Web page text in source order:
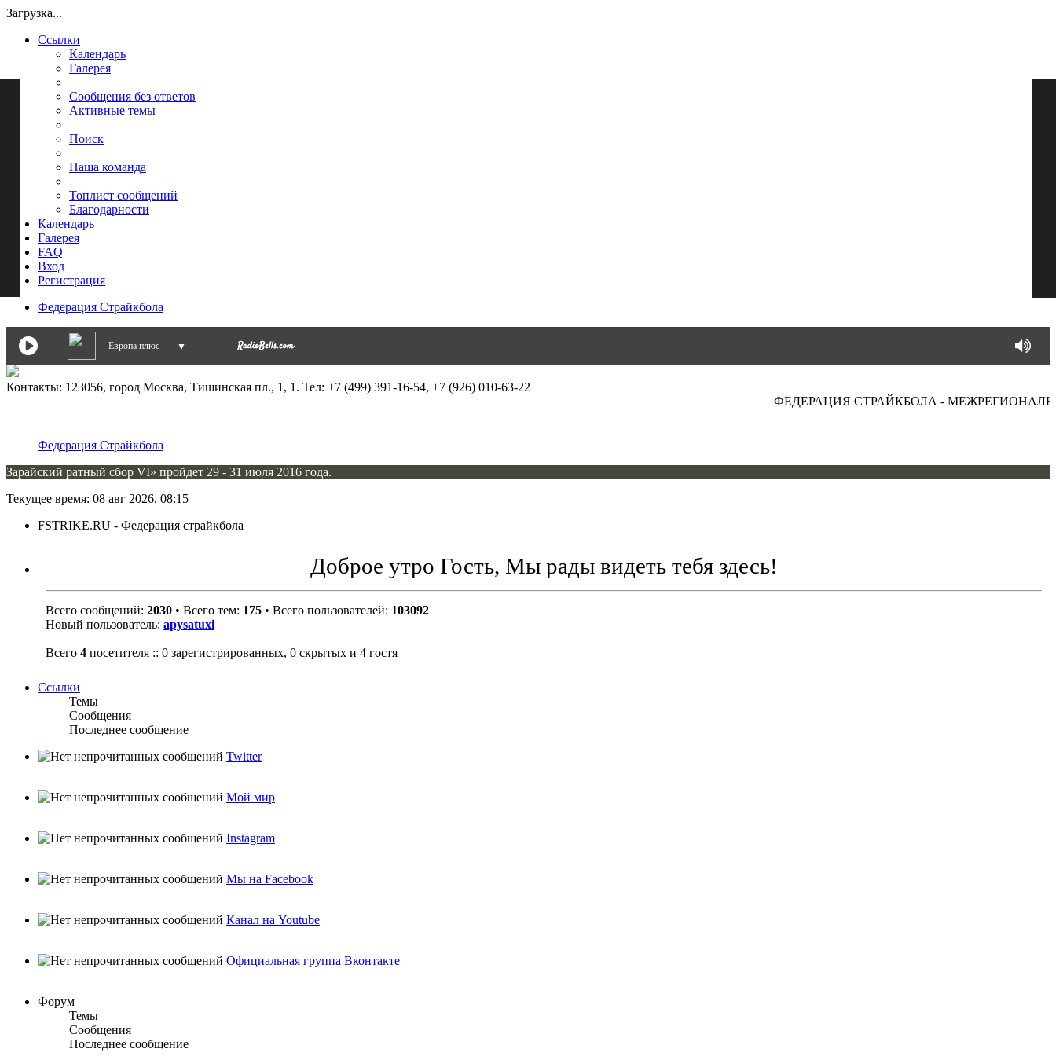
Загрузка...
Ссылки
Календарь
Галерея
Сообщения без ответов
Активные темы
Поиск
Наша команда
Топлист сообщений
Благодарности
Календарь
Галерея
FAQ
Вход
Регистрация
Федерация Страйкбола
Европа плюс ▼
Контакты: 123056, город Москва, Тишинская пл., 1, 1. Тел: +7 (499) 391-16-54, +7 (926) 010-63-22
ФЕДЕРАЦИЯ СТРАЙКБОЛА -
Федерация Страйкбола
Зарайский ратный сбор VI» пройдет 29 - 31 июля 2016 года.
Текущее время: 08 авг 2026, 08:15
FSTRIKE.RU - Федерация страйкбола
Доброе утро Гость, Мы рады видеть тебя здесь!
Всего сообщений: 2030 • Всего тем: 175 • Всего пользователей: 103092
Новый пользователь: apysatuxi
Всего 4 посетителя :: 0 зарегистрированных, 0 скрытых и 4 гостя
Ссылки
Темы
Сообщения
Последнее сообщение
Twitter
Мой мир
Instagram
Мы на Facebook
Канал на Youtube
Официальная группа Вконтакте
Форум
Темы
Сообщения
Последнее сообщение